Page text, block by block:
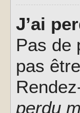
J’ai
Pas de
pas
perdu